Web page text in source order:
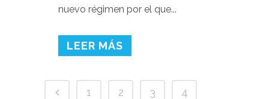
nuevo régimen por el que...
LEER MÁS
1 2 3
4